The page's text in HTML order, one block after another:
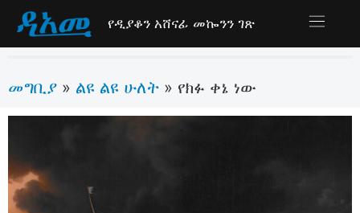
የዲያቆን አሸናፊ መኰንን ገጽ
መግቢያ » ልዩ ልዩ ሁለት » የክፉ ቀኔ ነው